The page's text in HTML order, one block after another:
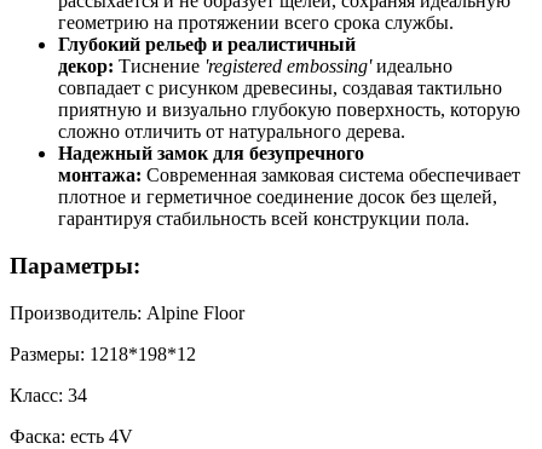
геометрию на протяжении всего срока службы.
Глубокий рельеф и реалистичный
декор: Тиснение 'registered embossing' идеально
совпадает с рисунком древесины, создавая тактильно
приятную и визуально глубокую поверхность, которую
сложно отличить от натурального дерева.
Надежный замок для безупречного
монтажа: Современная замковая система обеспечивает
плотное и герметичное соединение досок без щелей,
гарантируя стабильность всей конструкции пола.
Параметры:
Производитель: Alpine Floor
Размеры: 1218*198*12
Класс: 34
Фаска: есть 4V